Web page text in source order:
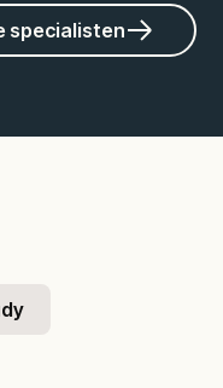
specialisten